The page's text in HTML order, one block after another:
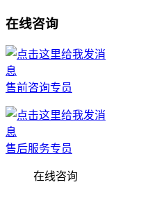
在线咨询
售前咨询专员
售后服务专员
在线咨询